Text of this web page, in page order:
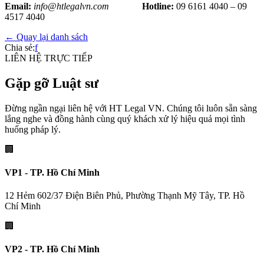
Email: info@htlegalvn.com Hotline: 09 6161 4040 – 09
4517 4040
← Quay lại danh sách
Chia sẻ:f
LIÊN HỆ TRỰC TIẾP
Gặp gỡ Luật sư
Đừng ngần ngại liên hệ với HT Legal VN. Chúng tôi luôn sẵn sàng
lắng nghe và đồng hành cùng quý khách xử lý hiệu quả mọi tình
huống pháp lý.
🏢
VP1 - TP. Hồ Chí Minh
12 Hẻm 602/37 Điện Biên Phủ, Phường Thạnh Mỹ Tây, TP. Hồ
Chí Minh
🏢
VP2 - TP. Hồ Chí Minh